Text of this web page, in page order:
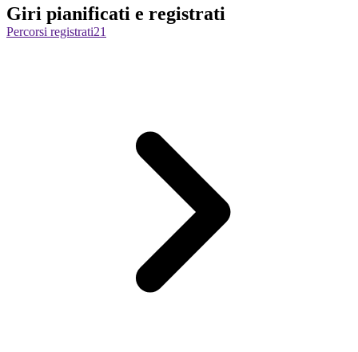
Giri pianificati e registrati
Percorsi registrati21